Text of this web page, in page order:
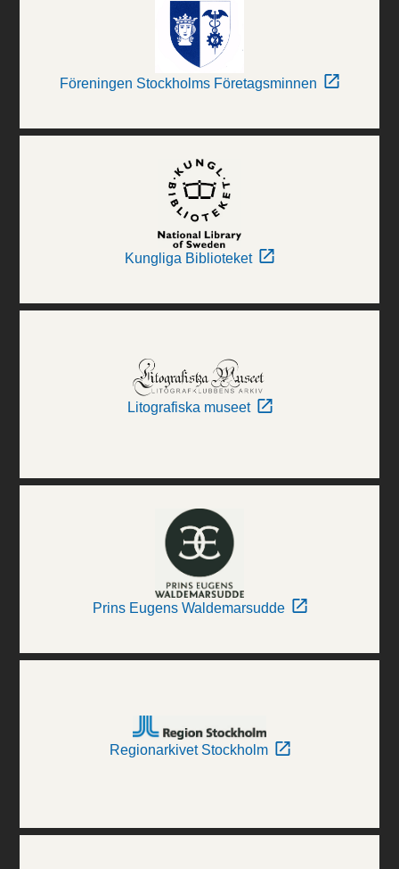
Föreningen Stockholms Företagsminnen
Kungliga Biblioteket
Litografiska museet
Prins Eugens Waldemarsudde
Regionarkivet Stockholm